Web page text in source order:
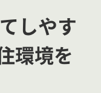
しやす
環境を